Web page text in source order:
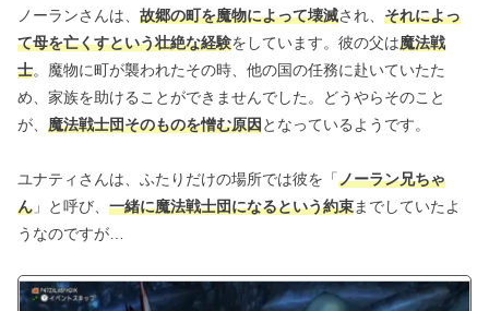
ノーランさんは、 故郷の町を魔物によって壊滅され、 それによっ
て母を亡くすという壮絶な経験をしています。彼の父は魔法戦
士。魔物に町が襲われたその時、他の国の任務に赴いていたた
め、家族を助けることができませんでした。どうやらそのこと
が、 魔法戦士団そのものを憎む原因となっているようです。
ユナティさんは、ふたりだけの場所では彼を「ノーラン兄ちゃ
ん 」と呼び、 一緒に魔法戦士団になるという約束までしていたよ
うなのですが…